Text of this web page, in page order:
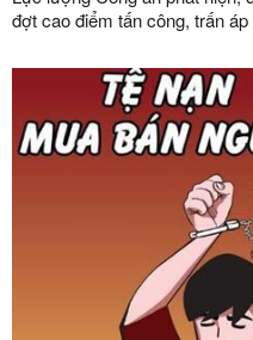
đợt cao điểm tấn công, trấn